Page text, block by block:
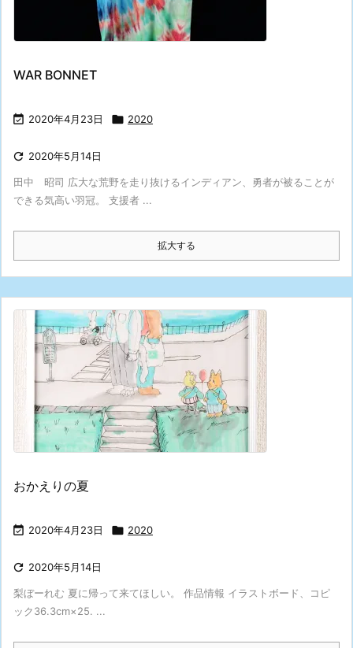
WAR BONNET
 2020年4月23日  2020
 2020年5月14日
田中 昭司 広大な荒野を走り抜けるインディアン、勇者が被ることが
できる気高い羽冠。 支援者 ...
拡大する
おかえりの夏
 2020年4月23日  2020
 2020年5月14日
梨ぼーれむ 夏に帰って来てほしい。 作品情報 イラストボード、コピ
ック36.3cm×25. ...